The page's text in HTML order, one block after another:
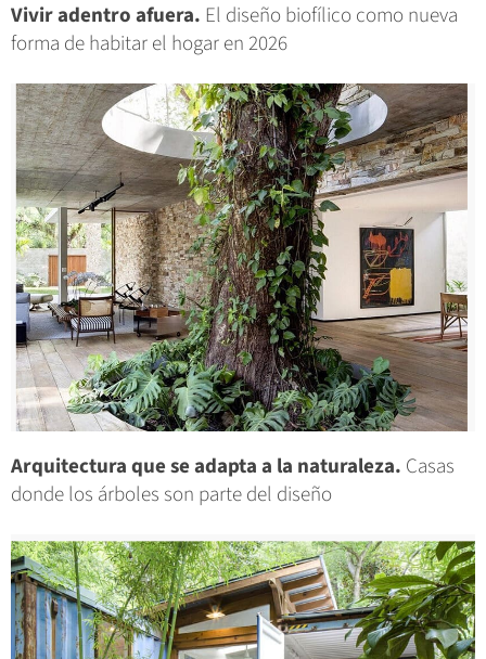
Vivir adentro afuera. El diseño biofílico como nueva
forma de habitar el hogar en 2026
Arquitectura que se adapta a la naturaleza. Casas
donde los árboles son parte del diseño